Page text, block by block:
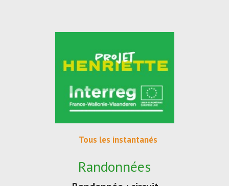
Tous les instantanés
Randonnées